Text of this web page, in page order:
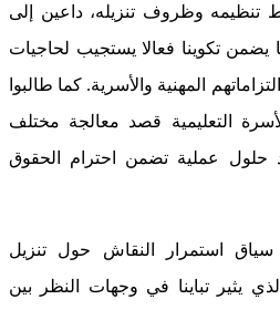
تنظيمه وظروف تنزيله، داعين إلى
يضمن تكوينا فعالا يستجيب لحاجيات
المهنية والأسرية. كما طالبوا
التعليمية قصد معالجة مختلف
حلول عملية تضمن احترام الحقوق
استمرار النقاش حول تنزيل
يثير تباينا في وجهات النظر بين